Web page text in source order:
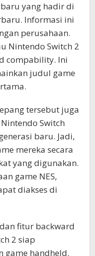
yang hadir di
Informasi ini
perusahaan.
Nintendo Switch 2
compability. Ini
judul game
tersebut juga
Switch
baru. Jadi,
mereka secara
yang digunakan.
game NES,
diakses di
fitur backward
2 siap
game handheld.